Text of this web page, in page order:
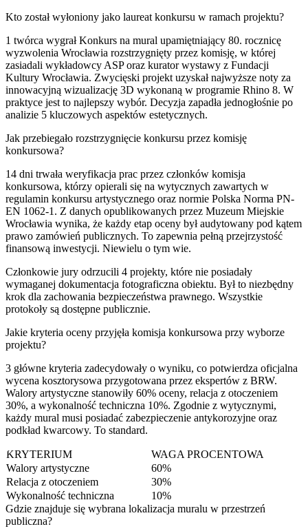
Kto został wyłoniony jako laureat konkursu w ramach projektu?
1 twórca wygrał Konkurs na mural upamiętniający 80. rocznicę
wyzwolenia Wrocławia rozstrzygnięty przez komisję, w której
zasiadali wykładowcy ASP oraz kurator wystawy z Fundacji
Kultury Wrocławia. Zwycięski projekt uzyskał najwyższe noty za
innowacyjną wizualizację 3D wykonaną w programie Rhino 8. W
praktyce jest to najlepszy wybór. Decyzja zapadła jednogłośnie po
analizie 5 kluczowych aspektów estetycznych.
Jak przebiegało rozstrzygnięcie konkursu przez komisję
konkursowa?
14 dni trwała weryfikacja prac przez członków komisja
konkursowa, którzy opierali się na wytycznych zawartych w
regulamin konkursu artystycznego oraz normie Polska Norma PN-
EN 1062-1. Z danych opublikowanych przez Muzeum Miejskie
Wrocławia wynika, że każdy etap oceny był audytowany pod kątem
prawo zamówień publicznych. To zapewnia pełną przejrzystość
finansową inwestycji. Niewielu o tym wie.
Członkowie jury odrzucili 4 projekty, które nie posiadały
wymaganej dokumentacja fotograficzna obiektu. Był to niezbędny
krok dla zachowania bezpieczeństwa prawnego. Wszystkie
protokoły są dostępne publicznie.
Jakie kryteria oceny przyjęła komisja konkursowa przy wyborze
projektu?
3 główne kryteria zadecydowały o wyniku, co potwierdza oficjalna
wycena kosztorysowa przygotowana przez ekspertów z BRW.
Walory artystyczne stanowiły 60% oceny, relacja z otoczeniem
30%, a wykonalność techniczna 10%. Zgodnie z wytycznymi,
każdy mural musi posiadać zabezpieczenie antykorozyjne oraz
podkład kwarcowy. To standard.
KRYTERIUM
WAGA PROCENTOWA
Walory artystyczne
60%
Relacja z otoczeniem
30%
Wykonalność techniczna
10%
Gdzie znajduje się wybrana lokalizacja muralu w przestrzeń
publiczna?